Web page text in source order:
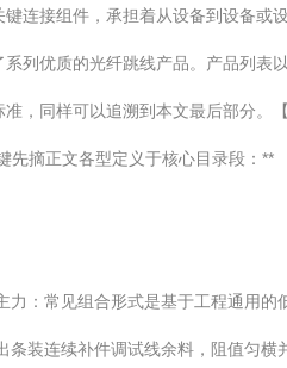
连接组件，承担着从设备到设备
列优质的光纤跳线产品。产品列
，同样可以追溯到本文最后部分
先摘正文各型定义于核心目录段：**
力：常见组合形式是基于工程通用
条装连续补件调试线余料，阻值匀